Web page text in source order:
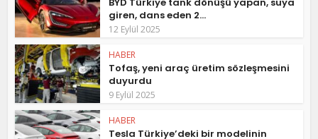
giren, dans eden 2...
12 Eylül 2025
HABER
Tofaş, yeni araç üretim sözleşmesini
duyurdu
9 Eylül 2025
HABER
Tesla Türkiye’deki bir modelinin